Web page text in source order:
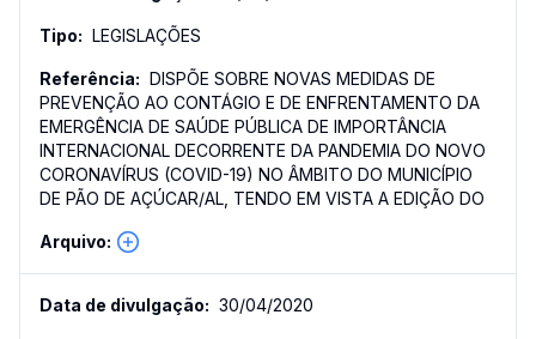
LEGISLAÇÕES
DISPÕE SOBRE NOVAS MEDIDAS DE
PREVENÇÃO AO CONTÁGIO E DE ENFRENTAMENTO DA
EMERGÊNCIA DE SAÚDE PÚBLICA DE IMPORTÂNCIA
INTERNACIONAL DECORRENTE DA PANDEMIA DO NOVO
CORONAVÍRUS (COVID-19) NO ÂMBITO DO MUNICÍPIO
DE PÃO DE AÇÚCAR/AL, TENDO EM VISTA A EDIÇÃO DO
30/04/2020